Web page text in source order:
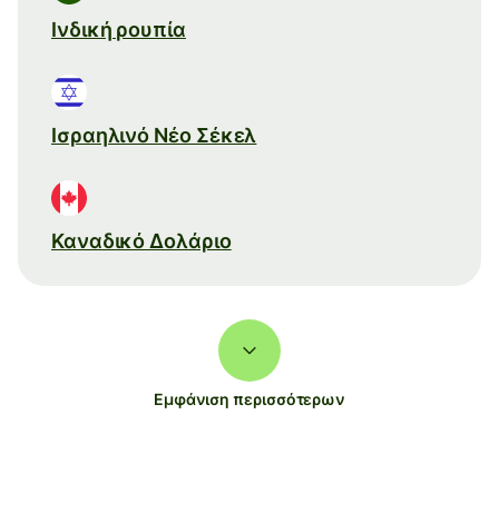
Ινδική ρουπία
Ισραηλινό Νέο Σέκελ
Καναδικό Δολάριο
Εμφάνιση περισσότερων